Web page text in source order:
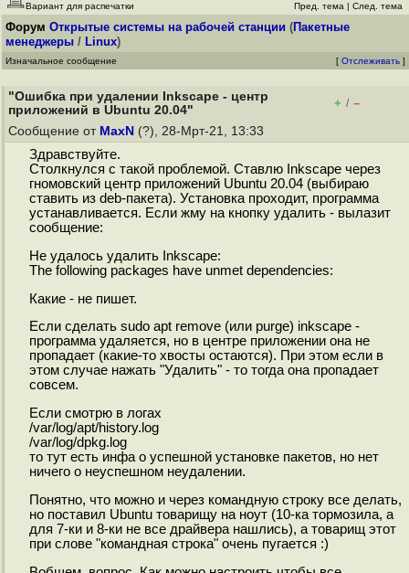
Вариант для распечатки Пред. тема | След. тема
Форум Открытые системы на рабочей станции (Пакетные
менеджеры / Linux)
Изначальное сообщение [ Отслеживать ]
"Ошибка при удалении Inkscape - центр
приложений в Ubuntu 20.04"
+ / –
Сообщение от MaxN (?), 28-Мрт-21, 13:33
Здравствуйте.
Столкнулся с такой проблемой. Ставлю Inkscape через
гномовский центр приложений Ubuntu 20.04 (выбираю
ставить из deb-пакета). Установка проходит, программа
устанавливается. Если жму на кнопку удалить - вылазит
сообщение:
Не удалось удалить Inkscape:
The following packages have unmet dependencies:
Какие - не пишет.
Если сделать sudo apt remove (или purge) inkscape -
программа удаляется, но в центре приложении она не
пропадает (какие-то хвосты остаются). При этом если в
этом случае нажать "Удалить" - то тогда она пропадает
совсем.
Если смотрю в логах
/var/log/apt/history.log
/var/log/dpkg.log
то тут есть инфа о успешной установке пакетов, но нет
ничего о неуспешном неудалении.
Понятно, что можно и через командную строку все делать,
но поставил Ubuntu товарищу на ноут (10-ка тормозила, а
для 7-ки и 8-ки не все драйвера нашлись), а товарищ этот
при слове "командная строка" очень пугается :)